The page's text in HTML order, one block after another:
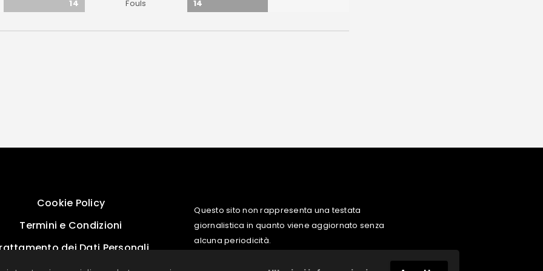
14 Fouls 14
Cookie Policy
Termini e Condizioni
dei Dati Personali
Questo sito non rappresenta una testata
giornalistica in quanto viene aggiornato senza
alcuna periodicità.